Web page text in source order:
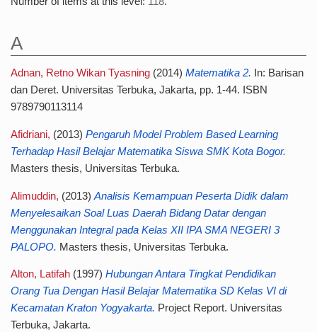
A
Adnan, Retno Wikan Tyasning(2014) Matematika 2. In: Barisan
dan Deret. Universitas Terbuka, Jakarta, pp. 1-44. ISBN
9789790113114
Afidriani, (2013) Pengaruh Model Problem Based Learning
Terhadap Hasil Belajar Matematika Siswa SMK Kota Bogor.
Masters thesis, Universitas Terbuka.
Alimuddin, (2013) Analisis Kemampuan Peserta Didik dalam
Menyelesaikan Soal Luas Daerah Bidang Datar dengan
Menggunakan Integral pada Kelas XII IPA SMA NEGERI 3
PALOPO. Masters thesis, Universitas Terbuka.
Alton, Latifah(1997) Hubungan Antara Tingkat Pendidikan
Orang Tua Dengan Hasil Belajar Matematika SD Kelas VI di
Kecamatan Kraton Yogyakarta. Project Report. Universitas
Terbuka, Jakarta.